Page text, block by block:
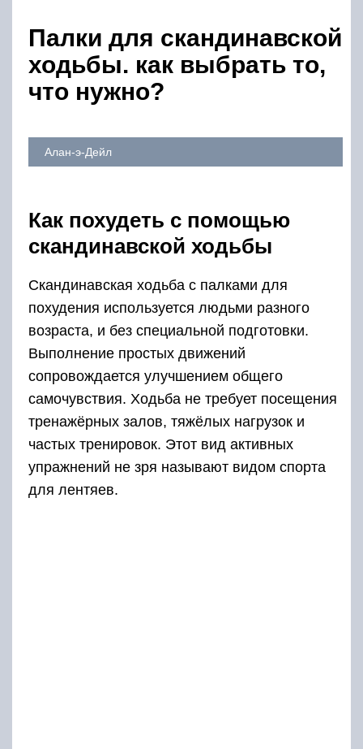
Палки для скандинавской
ходьбы. как выбрать то,
что нужно?
Алан-э-Дейл
Как похудеть с помощью
скандинавской ходьбы
Скандинавская ходьба с палками для
похудения используется людьми разного
возраста, и без специальной подготовки.
Выполнение простых движений
сопровождается улучшением общего
самочувствия. Ходьба не требует посещения
тренажёрных залов, тяжёлых нагрузок и
частых тренировок. Этот вид активных
упражнений не зря называют видом спорта
для лентяев.